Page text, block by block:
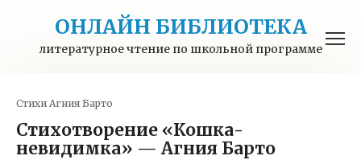
ОНЛАЙН БИБЛИОТЕКА
литературное чтение по школьной программе
Стихи Агния Барто
Стихотворение «Кошка-
невидимка» — Агния Барто